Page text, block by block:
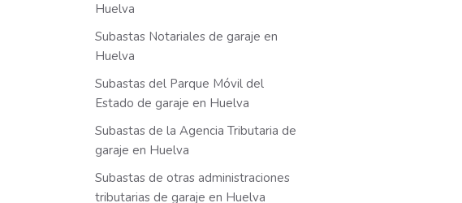
Huelva
Subastas Notariales de garaje en
Huelva
Subastas del Parque Móvil del
Estado de garaje en Huelva
Subastas de la Agencia Tributaria de
garaje en Huelva
Subastas de otras administraciones
tributarias de garaje en Huelva